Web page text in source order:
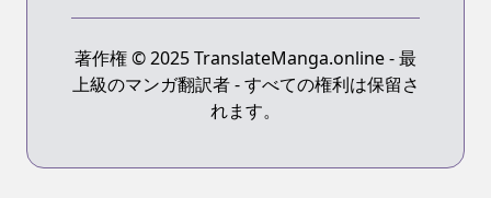
著作権 © 2025 TranslateManga.online - 最
上級のマンガ翻訳者 - すべての権利は保留さ
れます。